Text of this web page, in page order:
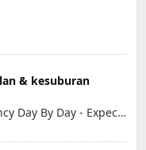
& kesuburan
HiMommy - Pregnancy Day By Day - Expecting Baby